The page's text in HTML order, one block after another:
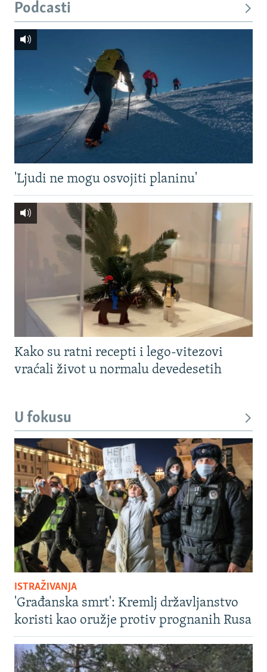
Podcasti
'Ljudi ne mogu osvojiti planinu'
Kako su ratni recepti i lego-vitezovi
vraćali život u normalu devedesetih
U fokusu
ISTRAŽIVANJA
'Građanska smrt': Kremlj državljanstvo
koristi kao oružje protiv prognanih Rusa